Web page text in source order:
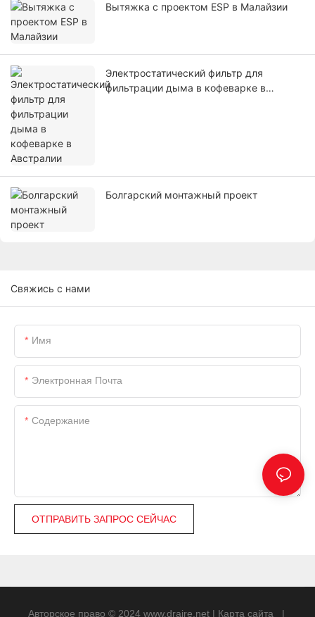
Вытяжка с проектом ESP в Малайзии
Электростатический фильтр для
фильтрации дыма в кофеварке в
Болгарский монтажный проект
Свяжись с нами
Имя
Электронная Почта
Содержание
ОТПРАВИТЬ ЗАПРОС СЕЙЧАС
Авторское право © 2024 www.draire.net | Карта сайта |